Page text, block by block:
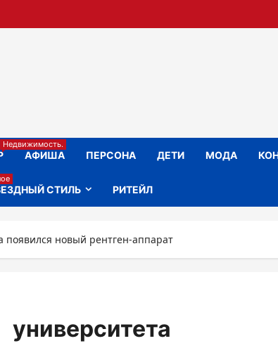
Недвижимость.
АФИША ПЕРСОНА ДЕТИ МОДА
СТИЛЬ РИТЕЙЛ
появился новый рентген-аппарат